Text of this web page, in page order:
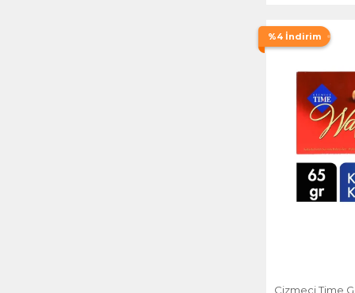
%4 İndirim
Çizmeci Time